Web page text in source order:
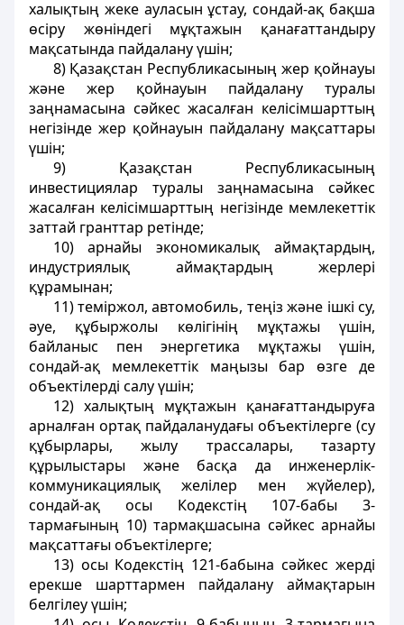
халықтың жеке ауласын ұстау, сондай-ақ бақша
өсіру жөніндегі мұқтажын қанағаттандыру
мақсатында пайдалану үшін;
8) Қазақстан Республикасының жер қойнауы
және жер қойнауын пайдалану туралы
заңнамасына сәйкес жасалған келісімшарттың
негізінде жер қойнауын пайдалану мақсаттары
үшін;
9) Қазақстан Республикасының
инвестициялар туралы заңнамасына сәйкес
жасалған келісімшарттың негізінде мемлекеттік
заттай гранттар ретінде;
10) арнайы экономикалық аймақтардың,
индустриялық аймақтардың жерлері
құрамынан;
11) теміржол, автомобиль, теңіз және ішкі су,
әуе, құбыржолы көлігінің мұқтажы үшін,
байланыс пен энергетика мұқтажы үшін,
сондай-ақ мемлекеттік маңызы бар өзге де
объектілерді салу үшін;
12) халықтың мұқтажын қанағаттандыруға
арналған ортақ пайдаланудағы объектілерге (су
құбырлары, жылу трассалары, тазарту
құрылыстары және басқа да инженерлік-
коммуникациялық желілер мен жүйелер),
сондай-ақ осы Кодекстің 107-бабы 3-
тармағының 10) тармақшасына сәйкес арнайы
мақсаттағы объектілерге;
13) осы Кодекстің 121-бабына сәйкес жерді
ерекше шарттармен пайдалану аймақтарын
белгілеу үшін;